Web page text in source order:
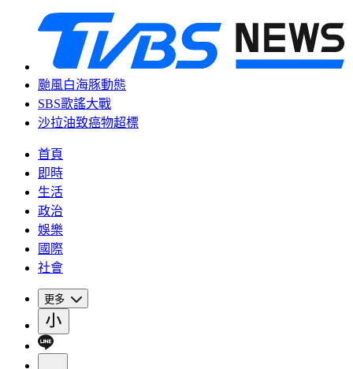
颱風白海豚動態
SBS歌謠大戰
沙拉油致癌物超標
首頁
即時
生活
政治
娛樂
國際
社會
更多